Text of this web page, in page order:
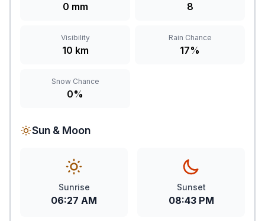
0 mm 8
Visibility
10 km
Rain Chance
17%
Snow Chance
0%
Sun & Moon
Sunrise
06:27 AM
Sunset
08:43 PM